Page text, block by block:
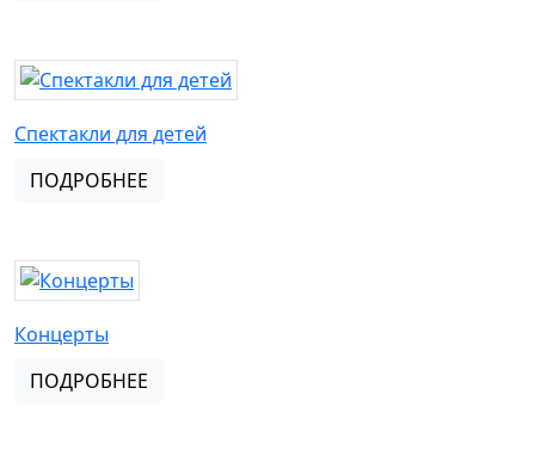
Спектакли для детей
ПОДРОБНЕЕ
Концерты
ПОДРОБНЕЕ